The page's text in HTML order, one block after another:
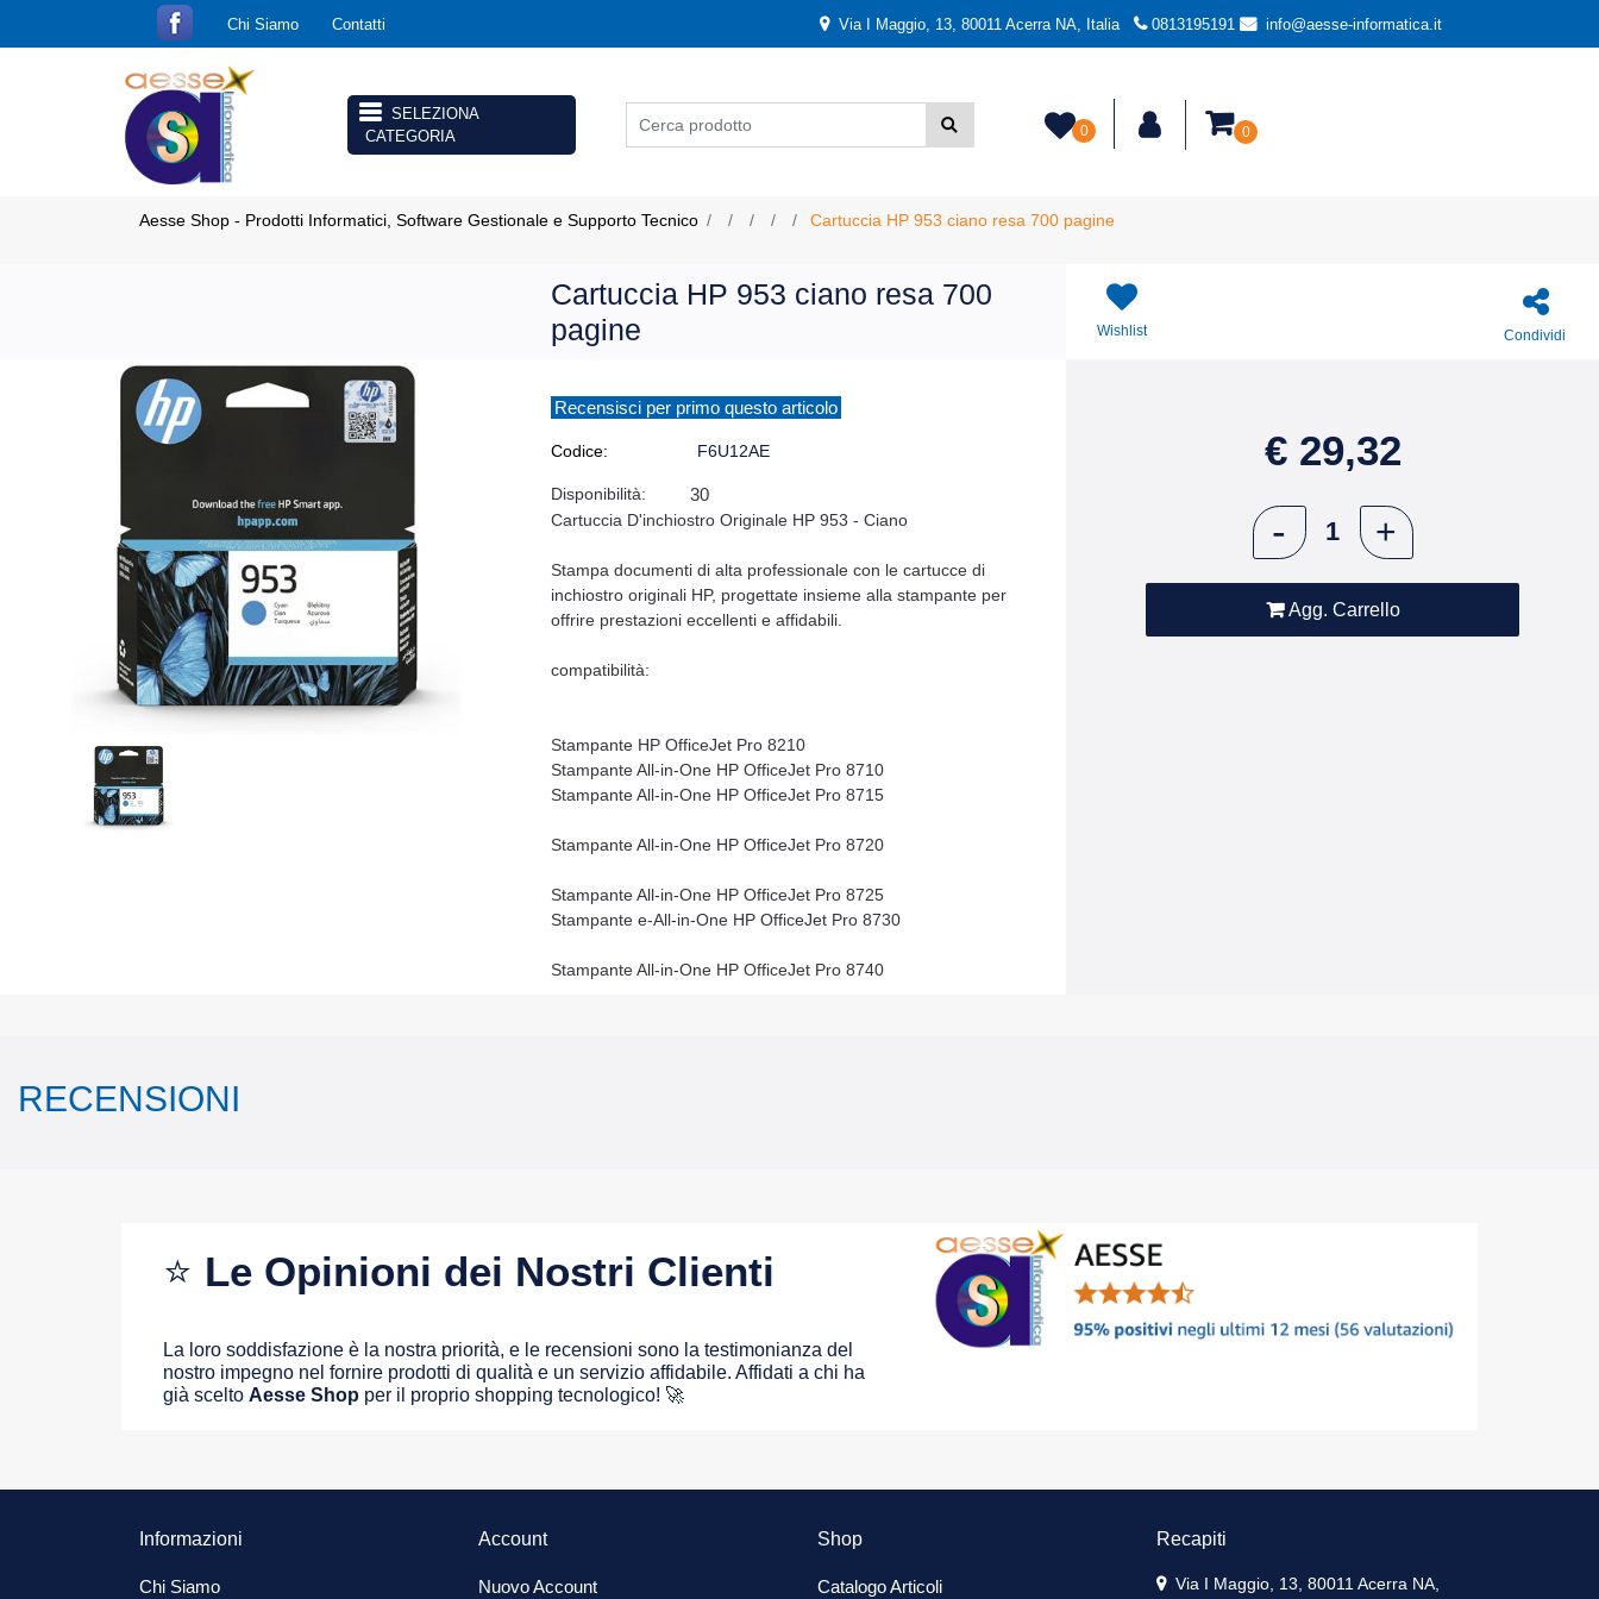
Chi Siamo Contatti Via I Maggio, 13, 80011 Acerra NA, Italia 0813195191 info@aesse-informatica.it
Open menu
0 0
Aesse Shop - Prodotti Informatici, Software Gestionale e Supporto Tecnico Cartuccia HP 953 ciano resa 700 pagine
Cartuccia HP 953 ciano resa 700
pagine
Recensisci per primo questo articolo
Codice: F6U12AE
Disponibilità: 30
Cartuccia D'inchiostro Originale HP 953 - Ciano
Stampa documenti di alta professionale con le cartucce di
inchiostro originali HP, progettate insieme alla stampante per
offrire prestazioni eccellenti e affidabili.
compatibilità:
Stampante HP OfficeJet Pro 8210
Stampante All-in-One HP OfficeJet Pro 8710
Stampante All-in-One HP OfficeJet Pro 8715
Stampante All-in-One HP OfficeJet Pro 8720
Stampante All-in-One HP OfficeJet Pro 8725
Stampante e-All-in-One HP OfficeJet Pro 8730
Stampante All-in-One HP OfficeJet Pro 8740
Wishlist Condividi
€ 29,32
Agg. Carrello
RECENSIONI
⭐ Le Opinioni dei Nostri Clienti
La loro soddisfazione è la nostra priorità, e le recensioni sono la testimonianza del
nostro impegno nel fornire prodotti di qualità e un servizio affidabile. Affidati a chi ha
già scelto Aesse Shop per il proprio shopping tecnologico! 🚀
Informazioni
Chi Siamo
Account
Nuovo Account
Shop
Catalogo Articoli
Recapiti
Via I Maggio, 13, 80011 Acerra NA,